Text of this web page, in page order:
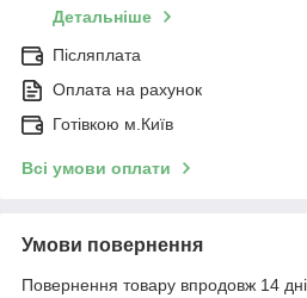
Детальніше
Післяплата
Оплата на рахунок
Готівкою м.Київ
Всі умови оплати
Умови повернення
Повернення товару впродовж 14